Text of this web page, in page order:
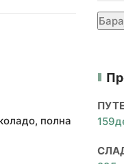
полна
159